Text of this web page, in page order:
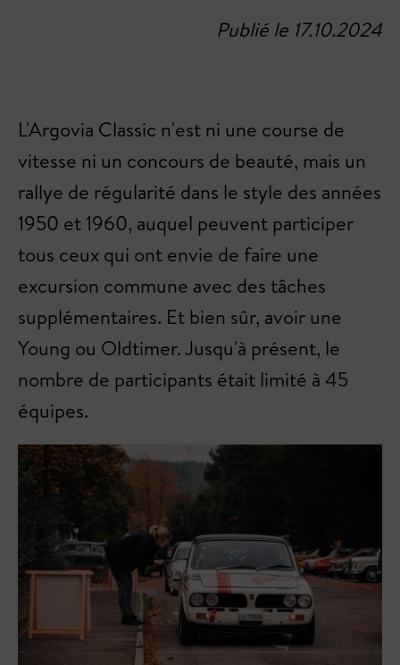
Publié le 17.10.2024
L'Argovia Classic n'est ni une course de
vitesse ni un concours de beauté, mais un
rallye de régularité dans le style des années
1950 et 1960, auquel peuvent participer
tous ceux qui ont envie de faire une
excursion commune avec des tâches
supplémentaires. Et bien sûr, avoir une
Young ou Oldtimer. Jusqu'à présent, le
nombre de participants était limité à 45
équipes.